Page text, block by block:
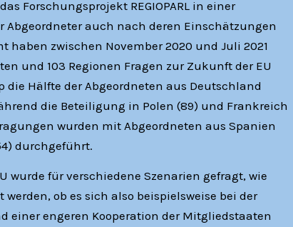
Forschungsprojekt REGIOPARL in einer
auch nach deren Einschätzungen
haben zwischen November 2020 und Juli 2021
und 103 Regionen Fragen zur Zukunft der EU
Hälfte der Abgeordneten aus Deutschland
die Beteiligung in Polen (89) und Frankreich
wurden mit Abgeordneten aus Spanien
durchgeführt.
wurde für verschiedene Szenarien gefragt, wie
ob es sich also beispielsweise bei der
einer engeren Kooperation der Mitgliedstaaten